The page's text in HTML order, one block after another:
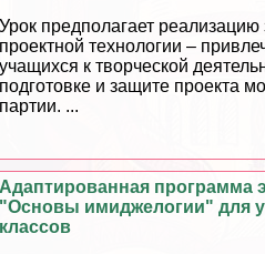
Урок предполагает реализацию
проектной технологии –
учащихся к творческой
подготовке и защите проекта
партии. ...
Адаптированная программа
"Основы имиджелогии" для
классов